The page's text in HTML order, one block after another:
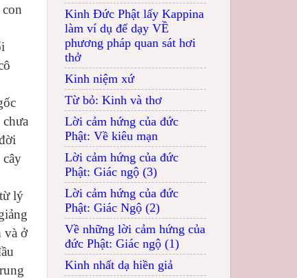
lý
và ở
Kinh Đức Phật lấy Kappina
làm ví dụ để dạy VỀ
phương pháp quan sát hơi
thở
Kinh niệm xứ
Từ bỏ: Kinh và thơ
Lời cảm hứng của đức
Phật: Về kiêu mạn
Lời cảm hứng của đức
Phật: Giác ngộ (3)
Lời cảm hứng của đức
Phật: Giác Ngộ (2)
Về những lời cảm hứng của
đức Phật: Giác ngộ (1)
Kinh nhất dạ hiền giả